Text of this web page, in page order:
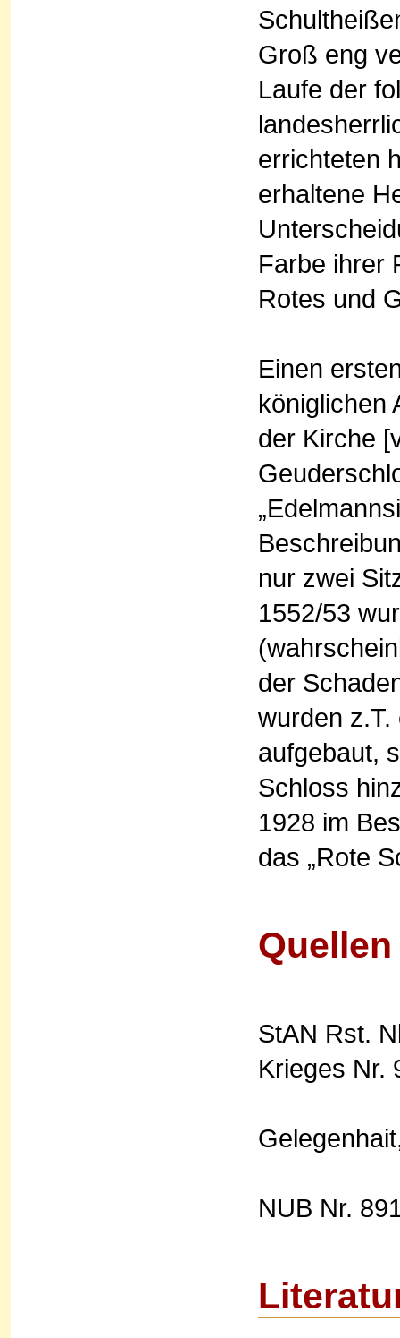
Groß eng
Laufe der
errichteten
erhaltene
Farbe ihrer
Rotes und
Einen
königlichen
der Kirche
nur zwei
1552/53
der
wurden
aufgebaut,
Schloss
1928 im
das „Rote
Quellen
StAN Rst.
Krieges Nr.
NUB Nr.